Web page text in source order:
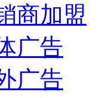
商加盟
广告
广告